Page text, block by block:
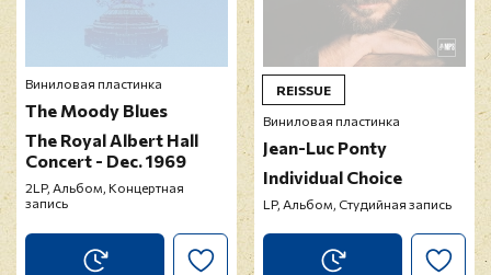
Виниловая пластинка
The Moody Blues
The Royal Albert Hall
Concert - Dec. 1969
2LP, Альбом, Концертная
запись
REISSUE
Виниловая пластинка
Jean-Luc Ponty
Individual Choice
LP, Альбом, Студийная запись